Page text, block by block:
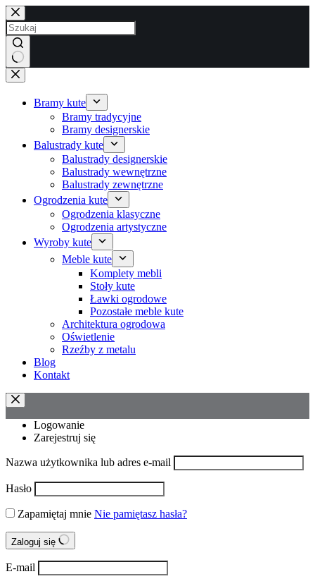
Przejdź
do
treści
Brak
wyników
Bramy kute
Bramy tradycyjne
Bramy designerskie
Balustrady kute
Balustrady designerskie
Balustrady wewnętrzne
Balustrady zewnętrzne
Ogrodzenia kute
Ogrodzenia klasyczne
Ogrodzenia artystyczne
Wyroby kute
Meble kute
Komplety mebli
Stoły kute
Ławki ogrodowe
Pozostałe meble kute
Architektura ogrodowa
Oświetlenie
Rzeźby z metalu
Blog
Kontakt
Logowanie
Zarejestruj się
Nazwa użytkownika lub adres e-mail
Hasło
Zapamiętaj mnie Nie pamiętasz hasła?
Zaloguj się
E-mail